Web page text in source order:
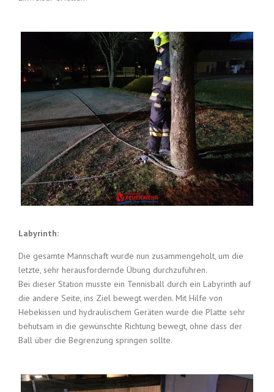
Labyrinth:
Die gesamte Mannschaft wurde nun zusammengeholt, um die
letzte, sehr herausfordernde Übung durchzuführen.
Bei dieser Station musste ein Tennisball durch ein Labyrinth auf
die andere Seite, ins Ziel bewegt werden. Mit Hilfe von
Hebekissen und hydraulischem Geräten wurde die Platte sehr
behutsam in die gewünschte Richtung bewegt, ohne dass der
Ball über die Begrenzung springen sollte.